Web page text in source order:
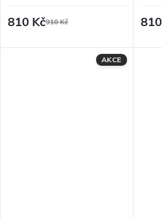
810 Kč910 Kč
AKCE